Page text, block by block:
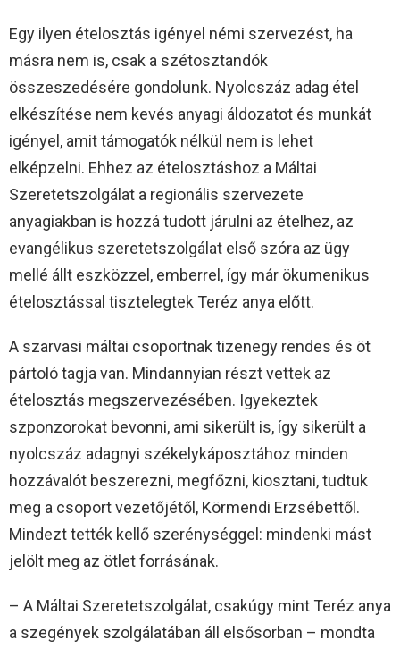
Egy ilyen ételosztás igényel némi szervezést, ha
másra nem is, csak a szétosztandók
összeszedésére gondolunk. Nyolcszáz adag étel
elkészítése nem kevés anyagi áldozatot és munkát
igényel, amit támogatók nélkül nem is lehet
elképzelni. Ehhez az ételosztáshoz a Máltai
Szeretetszolgálat a regionális szervezete
anyagiakban is hozzá tudott járulni az ételhez, az
evangélikus szeretetszolgálat első szóra az ügy
mellé állt eszközzel, emberrel, így már ökumenikus
ételosztással tisztelegtek Teréz anya előtt.
A szarvasi máltai csoportnak tizenegy rendes és öt
pártoló tagja van. Mindannyian részt vettek az
ételosztás megszervezésében. Igyekeztek
szponzorokat bevonni, ami sikerült is, így sikerült a
nyolcszáz adagnyi székelykáposztához minden
hozzávalót beszerezni, megfőzni, kiosztani, tudtuk
meg a csoport vezetőjétől, Körmendi Erzsébettől.
Mindezt tették kellő szerénységgel: mindenki mást
jelölt meg az ötlet forrásának.
– A Máltai Szeretetszolgálat, csakúgy mint Teréz anya
a szegények szolgálatában áll elsősorban – mondta